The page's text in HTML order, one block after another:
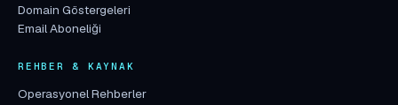
Domain Göstergeleri
Email Aboneliği
REHBER & KAYNAK
Operasyonel Rehberler